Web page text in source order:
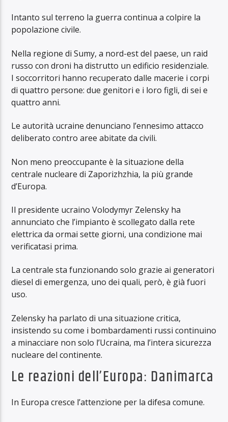
Intanto sul terreno la guerra continua a colpire la
popolazione civile.
Nella regione di Sumy, a nord-est del paese, un raid
russo con droni ha distrutto un edificio residenziale.
I soccorritori hanno recuperato dalle macerie i corpi
di quattro persone: due genitori e i loro figli, di sei e
quattro anni.
Le autorità ucraine denunciano l’ennesimo attacco
deliberato contro aree abitate da civili.
Non meno preoccupante è la situazione della
centrale nucleare di Zaporizhzhia, la più grande
d’Europa.
Il presidente ucraino Volodymyr Zelensky ha
annunciato che l’impianto è scollegato dalla rete
elettrica da ormai sette giorni, una condizione mai
verificatasi prima.
La centrale sta funzionando solo grazie ai generatori
diesel di emergenza, uno dei quali, però, è già fuori
uso.
Zelensky ha parlato di una situazione critica,
insistendo su come i bombardamenti russi continuino
a minacciare non solo l’Ucraina, ma l’intera sicurezza
nucleare del continente.
Le reazioni dell’Europa: Danimarca
In Europa cresce l’attenzione per la difesa comune.